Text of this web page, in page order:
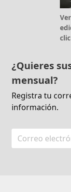
¿Quieres
mensual?
Registra tu
información.